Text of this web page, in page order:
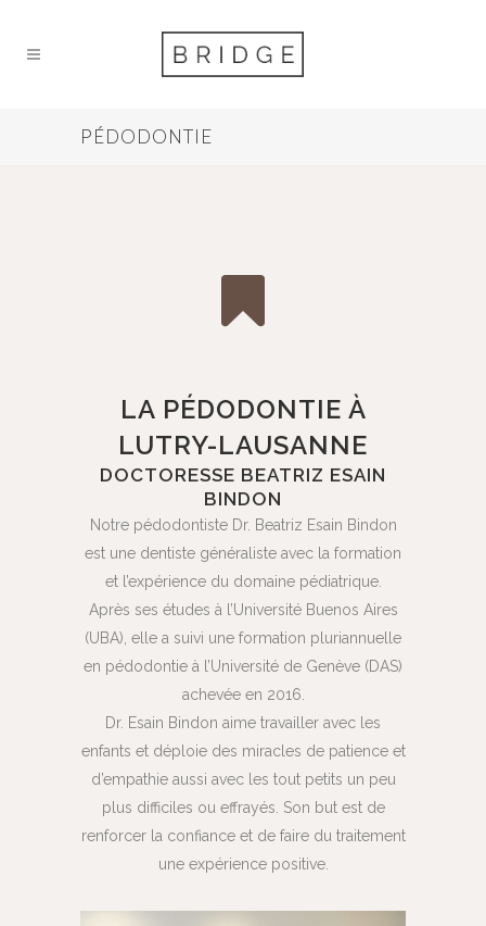
PÉDODONTIE
LA PÉDODONTIE À
LUTRY-LAUSANNE
DOCTORESSE BEATRIZ ESAIN
BINDON
Notre pédodontiste Dr. Beatriz Esain Bindon
est une dentiste généraliste avec la formation
et l’expérience du domaine pédiatrique.
Après ses études à l’Université Buenos Aires
(UBA), elle a suivi une formation pluriannuelle
en pédodontie à l’Université de Genève (DAS)
achevée en 2016.
Dr. Esain Bindon aime travailler avec les
enfants et déploie des miracles de patience et
d’empathie aussi avec les tout petits un peu
plus difficiles ou effrayés. Son but est de
renforcer la confiance et de faire du traitement
une expérience positive.